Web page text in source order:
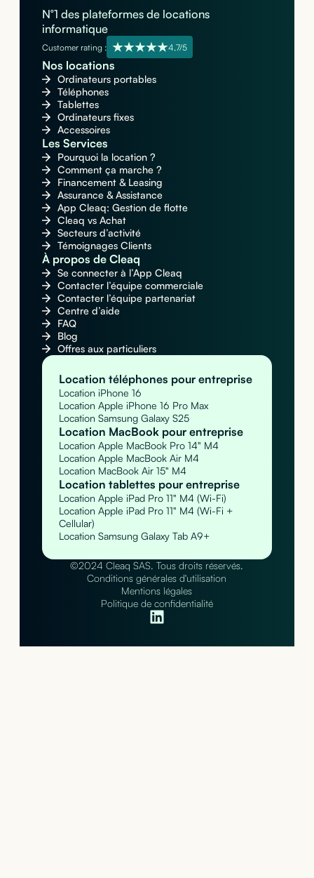
N°1 des plateformes de locations
informatique
Customer rating : 4,7/5
Nos locations
Ordinateurs portables
Téléphones
Tablettes
Ordinateurs fixes
Accessoires
Les Services
Pourquoi la location ?
Comment ça marche ?
Financement & Leasing
Assurance & Assistance
App Cleaq: Gestion de flotte
Cleaq vs Achat
Secteurs d’activité
Témoignages Clients
À propos de Cleaq
Se connecter à l’App Cleaq
Contacter l’équipe commerciale
Contacter l’équipe partenariat
Centre d’aide
FAQ
Blog
Offres aux particuliers
Location téléphones pour entreprise
Location iPhone 16
Location Apple iPhone 16 Pro Max
Location Samsung Galaxy S25
Location MacBook pour entreprise
Location Apple MacBook Pro 14" M4
Location Apple MacBook Air M4
Location MacBook Air 15" M4
Location tablettes pour entreprise
Location Apple iPad Pro 11" M4 (Wi-Fi)
Location Apple iPad Pro 11" M4 (Wi-Fi +
Cellular)
Location Samsung Galaxy Tab A9+
©2024 Cleaq SAS. Tous droits réservés.
Conditions générales d'utilisation
Mentions légales
Politique de confidentialité